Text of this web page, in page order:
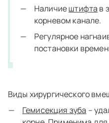
Наличиештифта в
корневом канале.
Регулярное
постановки
Виды хирургического
Гемисекция зуба –